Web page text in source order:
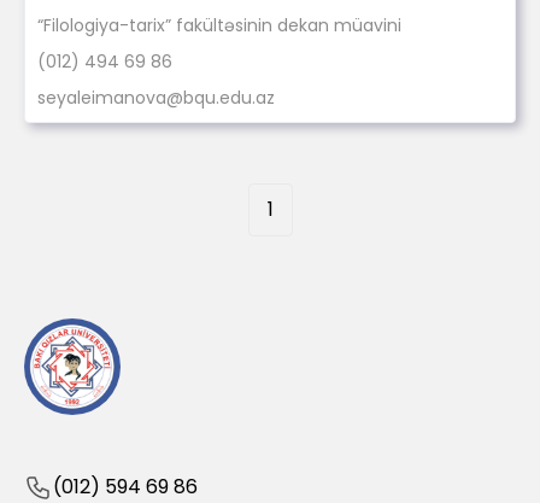
“Filologiya-tarix” fakültəsinin dekan müavini
(012) 494 69 86
seyaleimanova@bqu.edu.az
1
(012) 594 69 86